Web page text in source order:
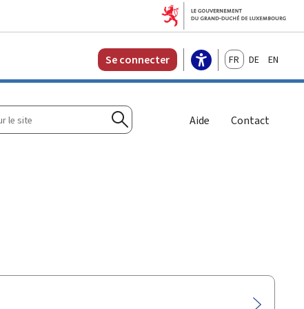
Se connecter FrançaisDeutschEnglish
Rechercher
Aide Contact